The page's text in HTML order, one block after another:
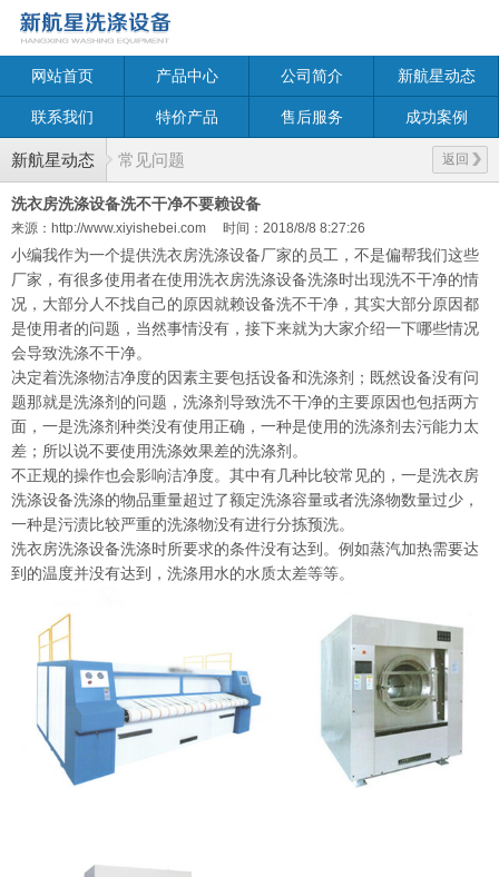
网站首页 产品中心 公司简介 新航星动态
联系我们 特价产品 售后服务 成功案例
新航星动态 返回
常见问题
洗衣房洗涤设备洗不干净不要赖设备
来源：http://www.xiyishebei.com 时间：2018/8/8 8:27:26
小编我作为一个提供洗衣房洗涤设备厂家的员工，不是偏帮我们这些
厂家，有很多使用者在使用洗衣房洗涤设备洗涤时出现洗不干净的情
况，大部分人不找自己的原因就赖设备洗不干净，其实大部分原因都
是使用者的问题，当然事情没有，接下来就为大家介绍一下哪些情况
会导致洗涤不干净。
决定着洗涤物洁净度的因素主要包括设备和洗涤剂；既然设备没有问
题那就是洗涤剂的问题，洗涤剂导致洗不干净的主要原因也包括两方
面，一是洗涤剂种类没有使用正确，一种是使用的洗涤剂去污能力太
差；所以说不要使用洗涤效果差的洗涤剂。
不正规的操作也会影响洁净度。其中有几种比较常见的，一是洗衣房
洗涤设备洗涤的物品重量超过了额定洗涤容量或者洗涤物数量过少，
一种是污渍比较严重的洗涤物没有进行分拣预洗。
洗衣房洗涤设备洗涤时所要求的条件没有达到。例如蒸汽加热需要达
到的温度并没有达到，洗涤用水的水质太差等等。